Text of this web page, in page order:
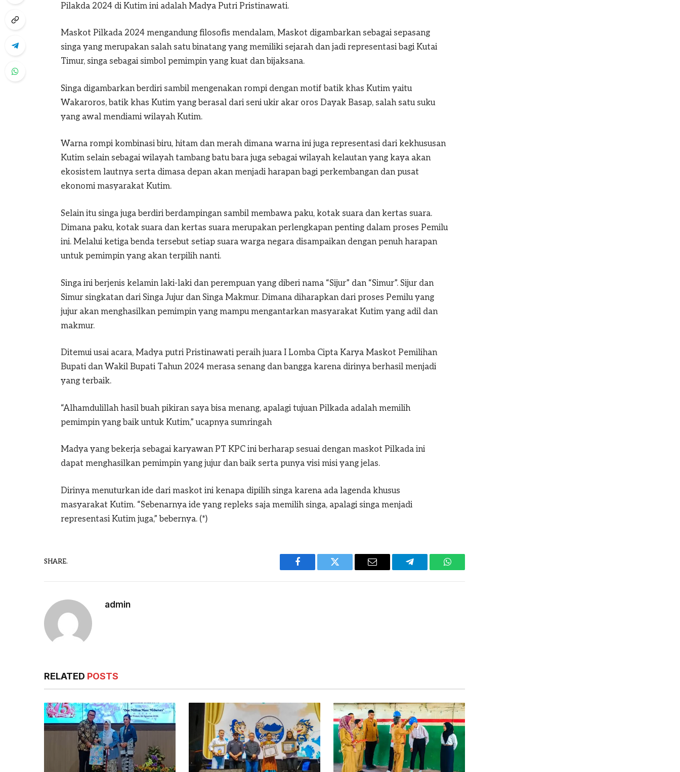
Pilakda 2024 di Kutim ini adalah Madya Putri Pristinawati.
Maskot Pilkada 2024 mengandung filosofis mendalam, Maskot digambarkan sebagai sepasang
singa yang merupakan salah satu binatang yang memiliki sejarah dan jadi representasi bagi Kutai
Timur, singa sebagai simbol pemimpin yang kuat dan bijaksana.
Singa digambarkan berdiri sambil mengenakan rompi dengan motif batik khas Kutim yaitu
Wakaroros, batik khas Kutim yang berasal dari seni ukir akar oros Dayak Basap, salah satu suku
yang awal mendiami wilayah Kutim.
Warna rompi kombinasi biru, hitam dan merah dimana warna ini juga representasi dari kekhususan
Kutim selain sebagai wilayah tambang batu bara juga sebagai wilayah kelautan yang kaya akan
ekosistem lautnya serta dimasa depan akan menjadi harapan bagi perkembangan dan pusat
ekonomi masyarakat Kutim.
Selain itu singa juga berdiri berdampingan sambil membawa paku, kotak suara dan kertas suara.
Dimana paku, kotak suara dan kertas suara merupakan perlengkapan penting dalam proses Pemilu
ini. Melalui ketiga benda tersebut setiap suara warga negara disampaikan dengan penuh harapan
untuk pemimpin yang akan terpilih nanti.
Singa ini berjenis kelamin laki-laki dan perempuan yang diberi nama “Sijur” dan “Simur”. Sijur dan
Simur singkatan dari Singa Jujur dan Singa Makmur. Dimana diharapkan dari proses Pemilu yang
jujur akan menghasilkan pemimpin yang mampu mengantarkan masyarakat Kutim yang adil dan
makmur.
Ditemui usai acara, Madya putri Pristinawati peraih juara I Lomba Cipta Karya Maskot Pemilihan
Bupati dan Wakil Bupati Tahun 2024 merasa senang dan bangga karena dirinya berhasil menjadi
yang terbaik.
“Alhamdulillah hasil buah pikiran saya bisa menang, apalagi tujuan Pilkada adalah memilih
pemimpin yang baik untuk Kutim,” ucapnya sumringah
Madya yang bekerja sebagai karyawan PT KPC ini berharap sesuai dengan maskot Pilkada ini
dapat menghasilkan pemimpin yang jujur dan baik serta punya visi misi yang jelas.
Dirinya menuturkan ide dari maskot ini kenapa dipilih singa karena ada lagenda khusus
masyarakat Kutim. “Sebenarnya ide yang repleks saja memilih singa, apalagi singa menjadi
representasi Kutim juga,” bebernya. (*)
SHARE.
Facebook Twitter Email Telegram WhatsApp
admin
RELATED POSTS